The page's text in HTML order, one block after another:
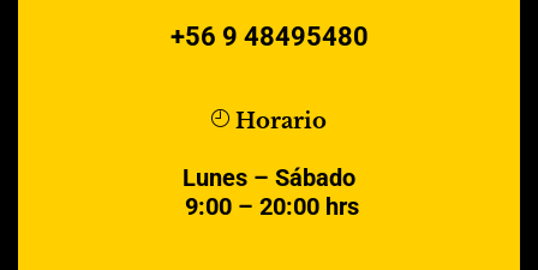
+56 9 48495480
Horario
Lunes – Sábado
9:00 – 20:00 hrs